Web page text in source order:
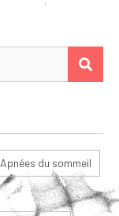
Apnées du sommeil